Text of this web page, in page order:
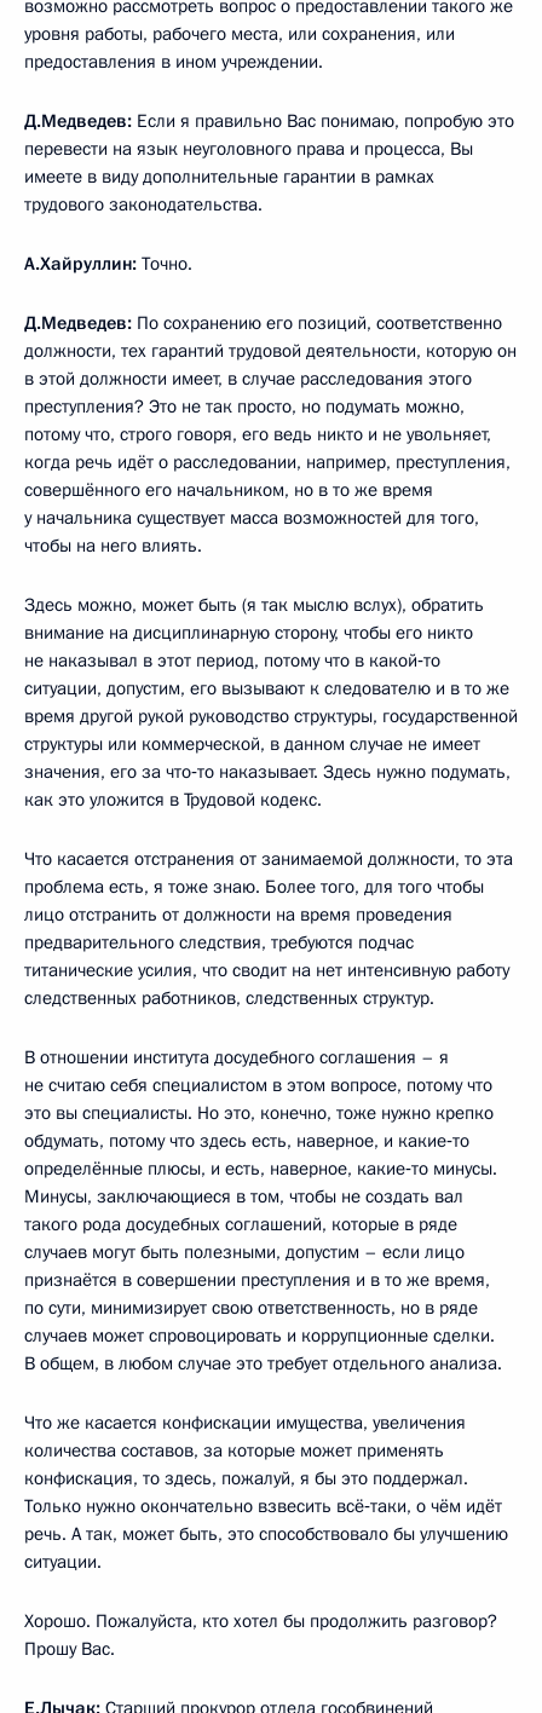
возможно рассмотреть вопрос о предоставлении такого же
уровня работы, рабочего места, или сохранения, или
предоставления в ином учреждении.
Д.Медведев: Если я правильно Вас понимаю, попробую это
перевести на язык неуголовного права и процесса, Вы
имеете в виду дополнительные гарантии в рамках
трудового законодательства.
А.Хайруллин: Точно.
Д.Медведев: По сохранению его позиций, соответственно
должности, тех гарантий трудовой деятельности, которую он
в этой должности имеет, в случае расследования этого
преступления? Это не так просто, но подумать можно,
потому что, строго говоря, его ведь никто и не увольняет,
когда речь идёт о расследовании, например, преступления,
совершённого его начальником, но в то же время
у начальника существует масса возможностей для того,
чтобы на него влиять.
Здесь можно, может быть (я так мыслю вслух), обратить
внимание на дисциплинарную сторону, чтобы его никто
не наказывал в этот период, потому что в какой‑то
ситуации, допустим, его вызывают к следователю и в то же
время другой рукой руководство структуры, государственной
структуры или коммерческой, в данном случае не имеет
значения, его за что‑то наказывает. Здесь нужно подумать,
как это уложится в Трудовой кодекс.
Что касается отстранения от занимаемой должности, то эта
проблема есть, я тоже знаю. Более того, для того чтобы
лицо отстранить от должности на время проведения
предварительного следствия, требуются подчас
титанические усилия, что сводит на нет интенсивную работу
следственных работников, следственных структур.
В отношении института досудебного соглашения – я
не считаю себя специалистом в этом вопросе, потому что
это вы специалисты. Но это, конечно, тоже нужно крепко
обдумать, потому что здесь есть, наверное, и какие‑то
определённые плюсы, и есть, наверное, какие‑то минусы.
Минусы, заключающиеся в том, чтобы не создать вал
такого рода досудебных соглашений, которые в ряде
случаев могут быть полезными, допустим – если лицо
признаётся в совершении преступления и в то же время,
по сути, минимизирует свою ответственность, но в ряде
случаев может спровоцировать и коррупционные сделки.
В общем, в любом случае это требует отдельного анализа.
Что же касается конфискации имущества, увеличения
количества составов, за которые может применять
конфискация, то здесь, пожалуй, я бы это поддержал.
Только нужно окончательно взвесить всё‑таки, о чём идёт
речь. А так, может быть, это способствовало бы улучшению
ситуации.
Хорошо. Пожалуйста, кто хотел бы продолжить разговор?
Прошу Вас.
Е.Лычак: Старший прокурор отдела гособвинений